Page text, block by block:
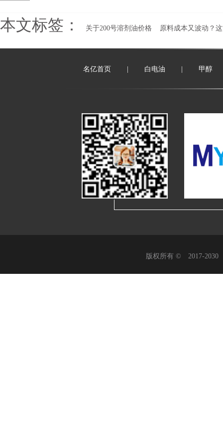
本文标签： 关于200号溶剂油价格 原料成本又波动？
名亿首页 白电油 甲醇
版权所有 © 2017-